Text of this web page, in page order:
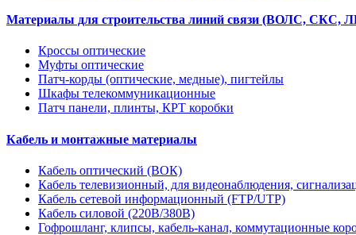
Материалы для строительства линий связи (ВОЛС, СКС,
Кроссы оптические
Муфты оптические
Патч-корды (оптические, медные), пигтейлы
Шкафы телекоммуникационные
Патч панели, плинты, КРТ коробки
Кабель и монтажные материалы
Кабель оптический (ВОК)
Кабель телевизионный, для видеонаблюдения,
Кабель сетевой информационный (FTP/UTP)
Кабель силовой (220В/380В)
Гофрошланг, клипсы, кабель-канал, коммутационные